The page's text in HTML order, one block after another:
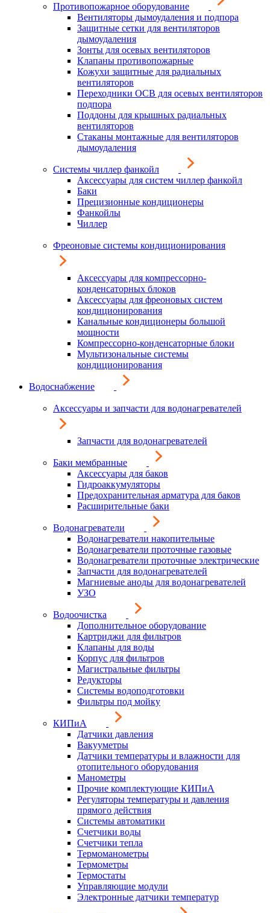
Противопожарное оборудование
Вентиляторы дымоудаления и подпора
Защитные сетки для вентиляторов
дымоудаления
Зонты для осевых вентиляторов
Клапаны противопожарные
Кожухи защитные для радиальных
вентиляторов
Переходники ОСВ для осевых вентиляторов
подпора
Поддоны для крышных радиальных
вентиляторов
Стаканы монтажные для вентиляторов
дымоудаления
Системы чиллер фанкойл
Аксессуары для систем чиллер фанкойл
Баки
Прецизионные кондиционеры
Фанкойлы
Чиллер
Фреоновые системы кондиционирования
Аксессуары для компрессорно-
конденсаторных блоков
Аксессуары для фреоновых систем
кондиционирования
Канальные кондиционеры большой
мощности
Компрессорно-конденсаторные блоки
Мультизональные системы
кондиционирования
Водоснабжение
Аксессуары и запчасти для водонагревателей
Запчасти для водонагревателей
Баки мембранные
Аксессуары для баков
Гидроаккумуляторы
Предохранительная арматура для баков
Расширительные баки
Водонагреватели
Водонагреватели накопительные
Водонагреватели проточные газовые
Водонагреватели проточные электрические
Запчасти для водонагревателей
Магниевые аноды для водонагревателей
УЗО
Водоочистка
Дополнительное оборудование
Картриджи для фильтров
Клапаны для воды
Корпус для фильтров
Магистральные фильтры
Редукторы
Системы водоподготовки
Фильтры под мойку
КИПиА
Датчики давления
Вакууметры
Датчики температуры и влажности для
отопительного оборудования
Манометры
Прочие комплектующие КИПиА
Регуляторы температуры и давления
прямого действия
Системы автоматики
Счетчики воды
Счетчики тепла
Термоманометры
Термометры
Термостаты
Управляющие модули
Электронные датчики температур